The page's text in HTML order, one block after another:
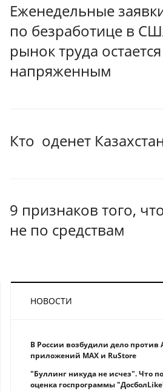
Еженедельные
по безработице в
рынок труда остается
напряженным
Кто оденет
9 признаков того,
не по средствам
НОВОСТИ
В России возбудили дело против
приложений MAX и RuStore
"Буллинг никуда не исчез". Что
оценка госпрограммы